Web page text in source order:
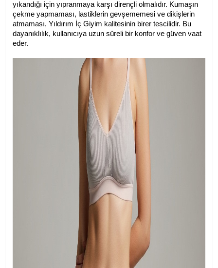
yıkandığı için yıpranmaya karşı dirençli olmalıdır. Kumaşın
çekme yapmaması, lastiklerin gevşememesi ve dikişlerin
atmaması, Yıldırım İç Giyim kalitesinin birer tescilidir. Bu
dayanıklılık, kullanıcıya uzun süreli bir konfor ve güven vaat
eder.